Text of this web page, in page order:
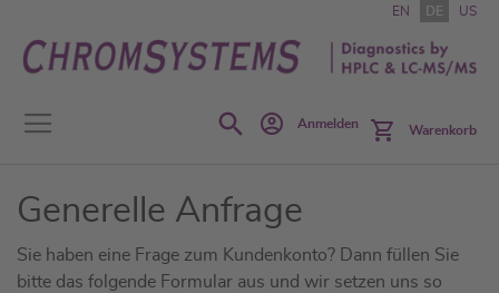
Inhalt
springen
EN DE US
SearchAnmelden Warenkorb
Generelle Anfrage
Sie haben eine Frage zum Kundenkonto? Dann füllen Sie
bitte das folgende Formular aus und wir setzen uns so